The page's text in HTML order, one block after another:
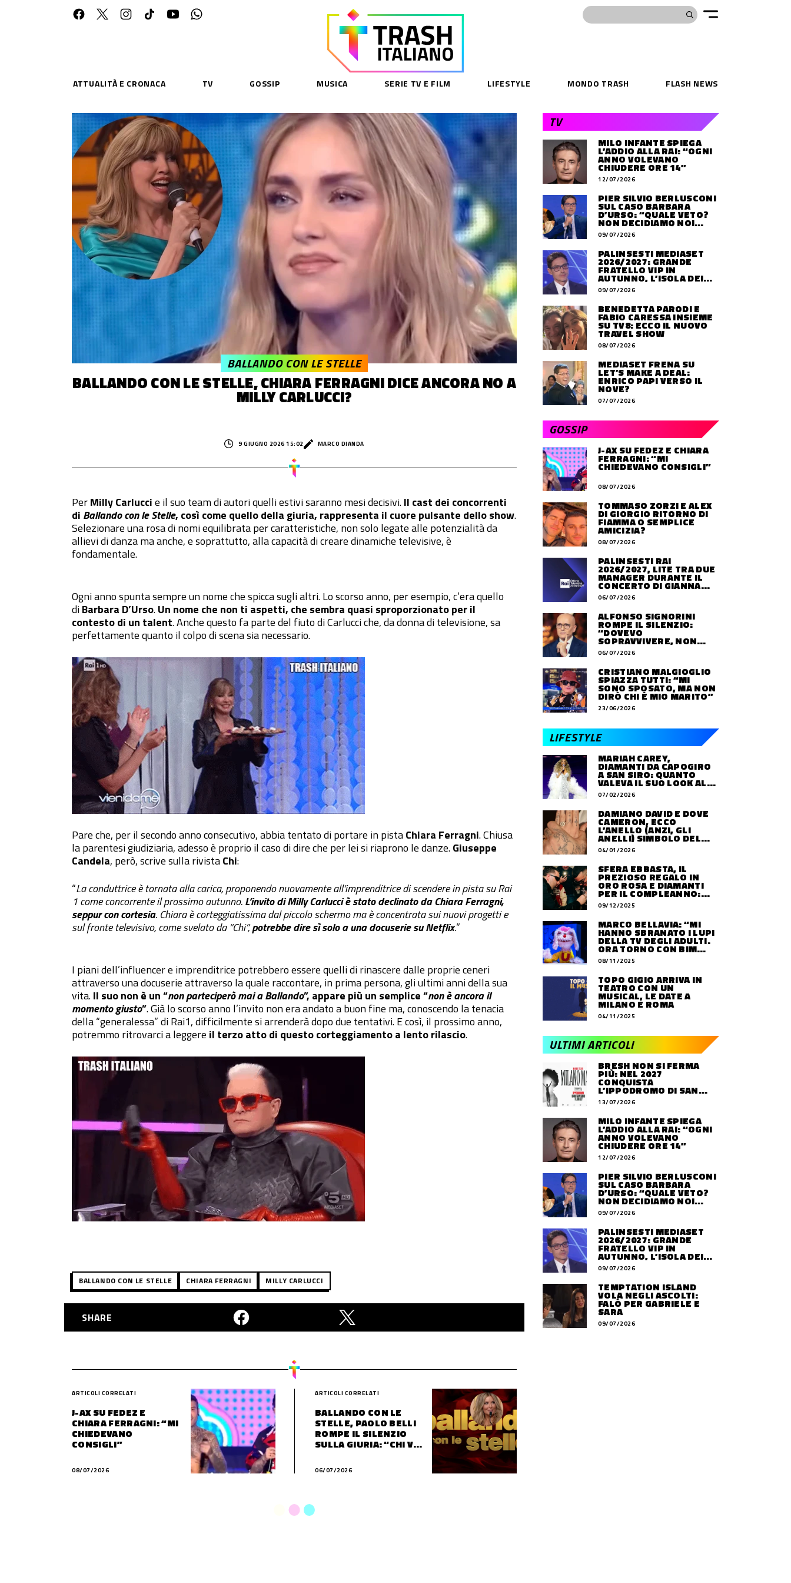
ESPLORA
Chi Siamo
Contatti
RISORSE
Privacy Policy
Policy Contenuti
CONNETTITI
© 2014– 2026 Trash Italiano
- Tutti i diritti riservati.
C.F./P.IVA 15477041006 - Capitale sociale €10.000,00 i.v.
ATTUALITÀ E CRONACA TV GOSSIP MUSICA SERIE TV E FILM LIFESTYLE MONDO TRASH FLASH NEWS
BALLANDO CON LE STELLE, CHIARA FERRAGNI DICE ANCORA NO A
MILLY CARLUCCI?
BALLANDO CON LE STELLE
9 GIUGNO 2026 15:02 MARCO DIANDA
PerMilly Carluccie il suo team di autori quelli estivi saranno mesi decisivi.Il cast dei concorrenti
di Ballando con le Stelle, così come quello della giuria, rappresenta il cuore pulsante dello show.
Selezionare una rosa di nomi equilibrata per caratteristiche, non solo legate alle potenzialità da
allievi di danza ma anche, e soprattutto, alla capacità di creare dinamiche televisive, è
fondamentale.
Ogni anno spunta sempre un nome che spicca sugli altri. Lo scorso anno, per esempio, c’era quello
diBarbara D’Urso.Un nome che non ti aspetti, che sembra quasi sproporzionato per il
contesto di un talent. Anche questo fa parte del fiuto di Carlucci che, da donna di televisione, sa
perfettamente quanto il colpo di scena sia necessario.
Pare che, per il secondo anno consecutivo, abbia tentato di portare in pistaChiara Ferragni. Chiusa
la parentesi giudiziaria, adesso è proprio il caso di dire che per lei si riaprono le danze.Giuseppe
Candela, però, scrive sulla rivistaChi:
“La conduttrice è tornata alla carica, proponendo nuovamente all’imprenditrice di scendere in pista su Rai
1 come concorrente il prossimo autunno.L’invito di Milly Carlucci è stato declinato da Chiara Ferragni,
seppur con cortesia. Chiara è corteggiatissima dal piccolo schermo ma è concentrata sui nuovi progetti e
sul fronte televisivo, come svelato da “Chi”,potrebbe dire sì solo a una docuserie su Netflix.”
I piani dell’influencer e imprenditrice potrebbero essere quelli di rinascere dalle proprie ceneri
attraverso una docuserie attraverso la quale raccontare, in prima persona, gli ultimi anni della sua
vita.Il suo non è un “non parteciperò mai a Ballando”, appare più un semplice “non è ancora il
momento giusto”. Già lo scorso anno l’invito non era andato a buon fine ma, conoscendo la tenacia
della “generalessa” di Rai1, difficilmente si arrenderà dopo due tentativi. E così, il prossimo anno,
potremmo ritrovarci a leggere il terzo atto di questo corteggiamento a lento rilascio.
BALLANDO CON LE STELLE CHIARA FERRAGNI MILLY CARLUCCI
SHARE
ARTICOLI CORRELATI
J-AX SU FEDEZ E
CHIARA FERRAGNI: “MI
CHIEDEVANO
CONSIGLI”
08/07/2026
ARTICOLI CORRELATI
BALLANDO CON LE
STELLE, PAOLO BELLI
ROMPE IL SILENZIO
SULLA GIURIA: “CHI VA
06/07/2026
TV
MILO INFANTE SPIEGA
L’ADDIO ALLA RAI: “OGNI
ANNO VOLEVANO
CHIUDERE ORE 14”
12/07/2026
PIER SILVIO BERLUSCONI
SUL CASO BARBARA
D’URSO: “QUALE VETO?
NON DECIDIAMO NOI
DOVE LAVORERÀ”
09/07/2026
PALINSESTI MEDIASET
2026/2027: GRANDE
FRATELLO VIP IN
AUTUNNO, L’ISOLA DEI
FAMOSI SLITTA AL 2027
09/07/2026
BENEDETTA PARODI E
FABIO CARESSA INSIEME
SU TV8: ECCO IL NUOVO
TRAVEL SHOW
08/07/2026
MEDIASET FRENA SU
LET’S MAKE A DEAL:
ENRICO PAPI VERSO IL
NOVE?
07/07/2026
GOSSIP
J-AX SU FEDEZ E CHIARA
FERRAGNI: “MI
CHIEDEVANO CONSIGLI”
08/07/2026
TOMMASO ZORZI E ALEX
DI GIORGIO RITORNO DI
FIAMMA O SEMPLICE
AMICIZIA?
08/07/2026
PALINSESTI RAI
2026/2027, LITE TRA DUE
MANAGER DURANTE IL
CONCERTO DI GIANNA
NANNINI
06/07/2026
ALFONSO SIGNORINI
ROMPE IL SILENZIO:
“DOVEVO
SOPRAVVIVERE, NON
VIVERE”
06/07/2026
CRISTIANO MALGIOGLIO
SPIAZZA TUTTI: “MI
SONO SPOSATO, MA NON
DIRÒ CHI È MIO MARITO”
23/06/2026
LIFESTYLE
MARIAH CAREY,
DIAMANTI DA CAPOGIRO
A SAN SIRO: QUANTO
VALEVA IL SUO LOOK ALLE
OLIMPIADI
07/02/2026
DAMIANO DAVID E DOVE
CAMERON, ECCO
L’ANELLO (ANZI, GLI
ANELLI) SIMBOLO DEL
LORO AMORE
04/01/2026
SFERA EBBASTA, IL
PREZIOSO REGALO IN
ORO ROSA E DIAMANTI
PER IL COMPLEANNO:
QUANTO VALE
09/12/2025
MARCO BELLAVIA: “MI
HANNO SBRANATO I LUPI
DELLA TV DEGLI ADULTI.
ORA TORNO CON BIM
BUM BAM PARTY”
08/11/2025
TOPO GIGIO ARRIVA IN
TEATRO CON UN
MUSICAL, LE DATE A
MILANO E ROMA
04/11/2025
ULTIMI ARTICOLI
BRESH NON SI FERMA
PIÙ: NEL 2027
CONQUISTA
L’IPPODROMO DI SAN
SIRO CON “MILANO
MAREA”
13/07/2026
MILO INFANTE SPIEGA
L’ADDIO ALLA RAI: “OGNI
ANNO VOLEVANO
CHIUDERE ORE 14”
12/07/2026
PIER SILVIO BERLUSCONI
SUL CASO BARBARA
D’URSO: “QUALE VETO?
NON DECIDIAMO NOI
DOVE LAVORERÀ”
09/07/2026
PALINSESTI MEDIASET
2026/2027: GRANDE
FRATELLO VIP IN
AUTUNNO, L’ISOLA DEI
FAMOSI SLITTA AL 2027
09/07/2026
TEMPTATION ISLAND
VOLA NEGLI ASCOLTI:
FALÒ PER GABRIELE E
SARA
09/07/2026